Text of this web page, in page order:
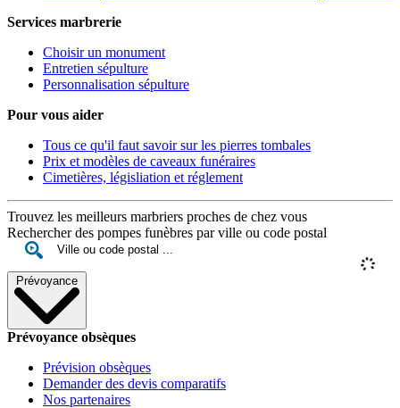
Services marbrerie
Choisir un monument
Entretien sépulture
Personnalisation sépulture
Pour vous aider
Tous ce qu'il faut savoir sur les pierres tombales
Prix et modèles de caveaux funéraires
Cimetières, législiation et réglement
Trouvez les meilleurs marbriers proches de chez vous
Rechercher des pompes funèbres par ville ou code postal
Prévoyance
Prévoyance obsèques
Prévision obsèques
Demander des devis comparatifs
Nos partenaires